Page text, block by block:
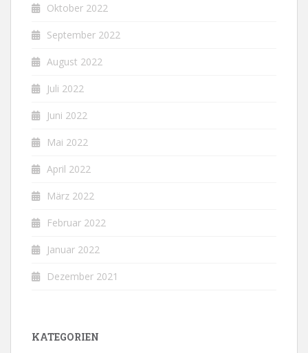
Oktober 2022
September 2022
August 2022
Juli 2022
Juni 2022
Mai 2022
April 2022
März 2022
Februar 2022
Januar 2022
Dezember 2021
KATEGORIEN